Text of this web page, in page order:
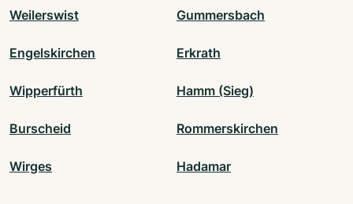
Weilerswist Gummersbach
Engelskirchen Erkrath
Wipperfürth Hamm (Sieg)
Burscheid Rommerskirchen
Wirges Hadamar